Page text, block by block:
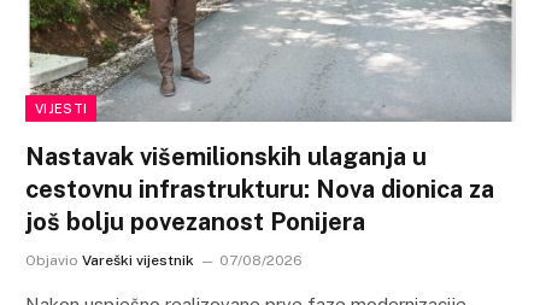
VIJESTI
Nastavak višemilionskih ulaganja u
cestovnu infrastrukturu: Nova dionica za
još bolju povezanost Ponijera
Objavio Vareški vijestnik 07/08/2026